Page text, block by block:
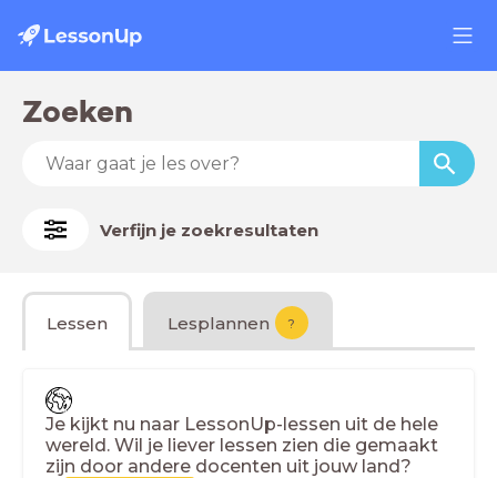
Zoeken
Verfijn je zoekresultaten
Lessen Lesplannen ?
Je kijkt nu naar LessonUp-lessen uit de hele
wereld. Wil je liever lessen zien die gemaakt
zijn door andere docenten uit jouw land?